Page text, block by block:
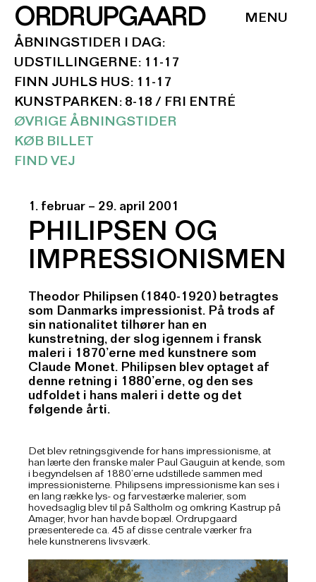
ORDRUPGAARD
ÅBNINGSTIDER I DAG:
UDSTILLINGERNE: 11-17
FINN JUHLS HUS: 11-17
KUNSTPARKEN: 8-18 / FRI ENTRÉ
ØVRIGE ÅBNINGSTIDER
KØB BILLET
FIND VEJ
1. februar – 29. april 2001
PHILIPSEN OG
IMPRESSIONISMEN
Theodor Philipsen (1840-1920) betragtes
som Danmarks impressionist. På trods af
sin nationalitet tilhører han en
kunstretning, der slog igennem i fransk
maleri i 1870’erne med kunstnere som
Claude Monet. Philipsen blev optaget af
denne retning i 1880’erne, og den ses
udfoldet i hans maleri i dette og det
følgende årti.
Det blev retningsgivende for hans impressionisme, at
han lærte den franske maler Paul Gauguin at kende, som
i begyndelsen af 1880’erne udstillede sammen med
impressionisterne. Philipsens impressionisme kan ses i
en lang række lys- og farvestærke malerier, som
hovedsaglig blev til på Saltholm og omkring Kastrup på
Amager, hvor han havde bopæl. Ordrupgaard
præsenterede ca. 45 af disse centrale værker fra
hele kunstnerens livsværk.